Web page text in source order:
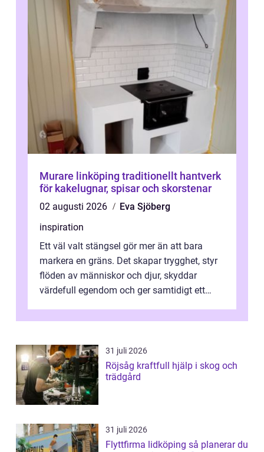
Murare linköping traditionellt hantverk
för kakelugnar, spisar och skorstenar
02 augusti 2026
Eva Sjöberg
inspiration
Ett väl valt stängsel gör mer än att bara
markera en gräns. Det skapar trygghet, styr
flöden av människor och djur, skyddar
värdefull egendom och ger samtidigt ett
31 juli 2026
Röjsåg kraftfull hjälp i skog och
trädgård
31 juli 2026
Flyttfirma lidköping så planerar du